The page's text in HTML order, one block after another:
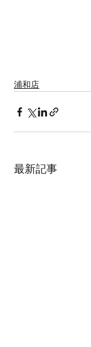
浦和店
最新記事